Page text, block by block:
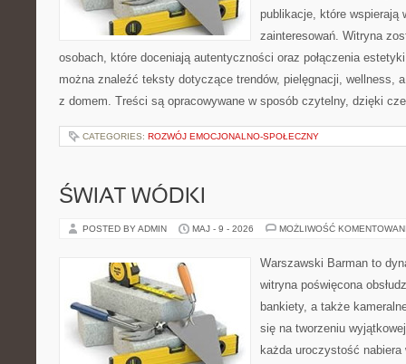
publikacje, które wspierają
zainteresowań. Witryna
osobach, które doceniają autentyczności oraz połączenia
można znaleźć teksty dotyczące trendów, pielęgnacji, wellness,
z domem. Treści są opracowywane w sposób czytelny, dzięki
CATEGORIES: ROZWÓJ EMOCJONALNO-SPOŁECZNY
ŚWIAT WÓDKI
POSTED BY ADMIN MAJ - 9 - 2026 MOŻLIWOŚĆ
Warszawski Barman to
witryna poświęcona
bankiety, a także
się na tworzeniu
każda uroczystość